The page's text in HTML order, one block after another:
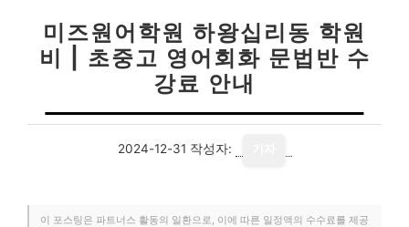
미즈원어학원 하왕십리동 학원
비 | 초중고 영어회화 문법반 수
강료 안내
2024-12-31 작성자:
이 포스팅은 파트너스 활동의 일환으로, 이에 따른 일정액의 수수료를 제공